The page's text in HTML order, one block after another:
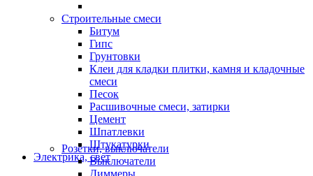
Строительные смеси
Битум
Гипс
Грунтовки
Клеи для кладки плитки, камня и кладочные
смеси
Песок
Расшивочные смеси, затирки
Цемент
Шпатлевки
Штукатурки
Электрика, свет
Розетки, выключатели
Выключатели
Диммеры